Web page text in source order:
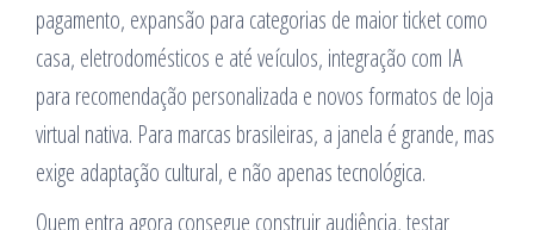
pagamento, expansão para categorias de maior ticket como
casa, eletrodomésticos e até veículos, integração com IA
para recomendação personalizada e novos formatos de loja
virtual nativa. Para marcas brasileiras, a janela é grande, mas
exige adaptação cultural, e não apenas tecnológica.
Quem entra agora consegue construir audiência, testar